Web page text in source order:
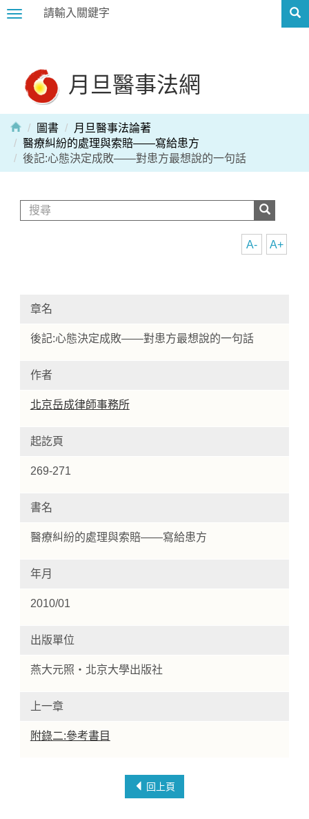
Toggle
月旦醫事法網
Home
圖書
月旦醫事法論著
醫療糾紛的處理與索賠——寫給患方
後記:心態決定成敗——對患方最想說的一句話
A+
A-
章名
後記:心態決定成敗——對患方最想說的一句話
作者
北京岳成律師事務所
起訖頁
269-271
書名
醫療糾紛的處理與索賠——寫給患方
年月
2010/01
出版單位
燕大元照‧北京大學出版社
上一章
附錄二:參考書目
回上頁